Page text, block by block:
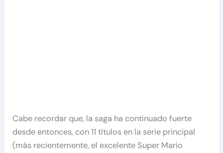
Cabe recordar que, la saga ha continuado fuerte
desde entonces, con 11 títulos en la serie principal
(más recientemente, el excelente Super Mario